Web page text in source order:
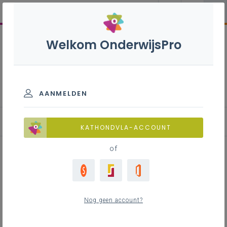
voor kinderen en jongeren
Inspirerende praktijken
Welkom OnderwijsPro
AANMELDEN
KATHONDVLA-ACCOUNT
of
Nog geen account?